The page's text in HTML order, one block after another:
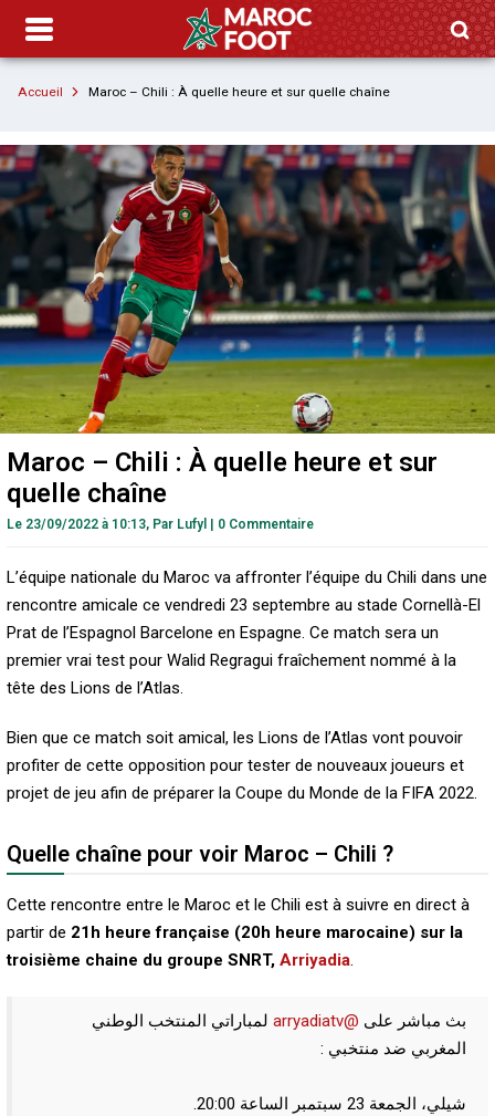
Accueil Maroc – Chili : À quelle heure et sur quelle chaîne
Maroc – Chili : À quelle heure et sur
quelle chaîne
Le 23/09/2022 à 10:13, Par Lufyl 0 Commentaire
L’équipe nationale du Maroc va affronter l’équipe du Chili dans une
rencontre amicale ce vendredi 23 septembre au stade Cornellà-El
Prat de l’Espagnol Barcelone en Espagne. Ce match sera un
premier vrai test pour Walid Regragui fraîchement nommé à la
tête des Lions de l’Atlas.
Bien que ce match soit amical, les Lions de l’Atlas vont pouvoir
profiter de cette opposition pour tester de nouveaux joueurs et
projet de jeu afin de préparer la Coupe du Monde de la FIFA 2022.
Quelle chaîne pour voir Maroc – Chili ?
Cette rencontre entre le Maroc et le Chili est à suivre en direct à
partir de 21h heure française (20h heure marocaine) sur la
troisième chaine du groupe SNRT, Arriyadia.
بث مباشر على @arryadiatv
لمباراتي المنتخب الوطني
المغربي ضد منتخبي :
شيلي، الجمعة 23 سبتمبر الساعة 20:00.